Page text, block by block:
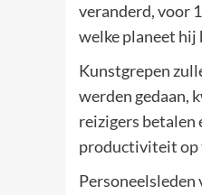
veranderd, voor
welke planeet hij
Kunstgrepen
werden gedaan,
reizigers betalen
productiviteit op
Personeelsleden